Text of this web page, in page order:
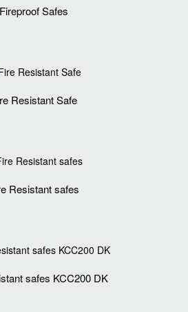
Fireproof Safes
Resistant Safe
Resistant safes
safes KCC200 DK